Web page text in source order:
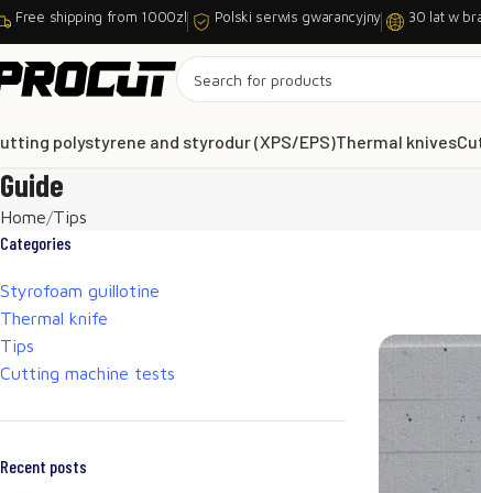
Free shipping from 1000zl Polski serwis gwarancyjny 30 lat w
polystyrene and styrodur (XPS/EPS)Thermal knives
Guide
Home Tips
Categories
Styrofoam guillotine
Thermal knife
Tips
Cutting machine tests
Recent posts